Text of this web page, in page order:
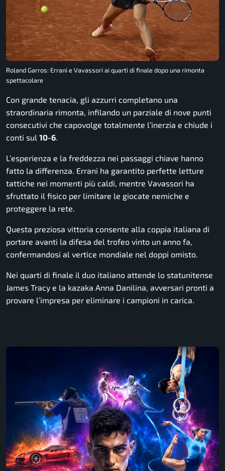
Roland Garros: Errani e Vavassori ai quarti di finale dopo una rimonta
spettacolare
Con grande tenacia, gli azzurri completano una
straordinaria rimonta, infilando un parziale di nove punti
consecutivi che capovolge totalmente l’inerzia e chiude i
conti sul 10-6
L’esperienza e la freddezza nei passaggi chiave hanno
fatto la differenza. Errani ha garantito perfette letture
tattiche nei momenti più caldi, mentre Vavassori ha
sfruttato il fisico per limitare le giocate nemiche e
proteggere la rete.
Questa preziosa vittoria consente alla coppia italiana di
portare avanti la difesa del trofeo vinto un anno fa,
confermandosi al vertice mondiale nel doppi omisto.
Nei quarti di finale il duo italiano attende lo statunitense
James Tracy e la kazaka Anna Danilina, avversari pronti a
provare l’impresa per eliminare i campioni in carica.